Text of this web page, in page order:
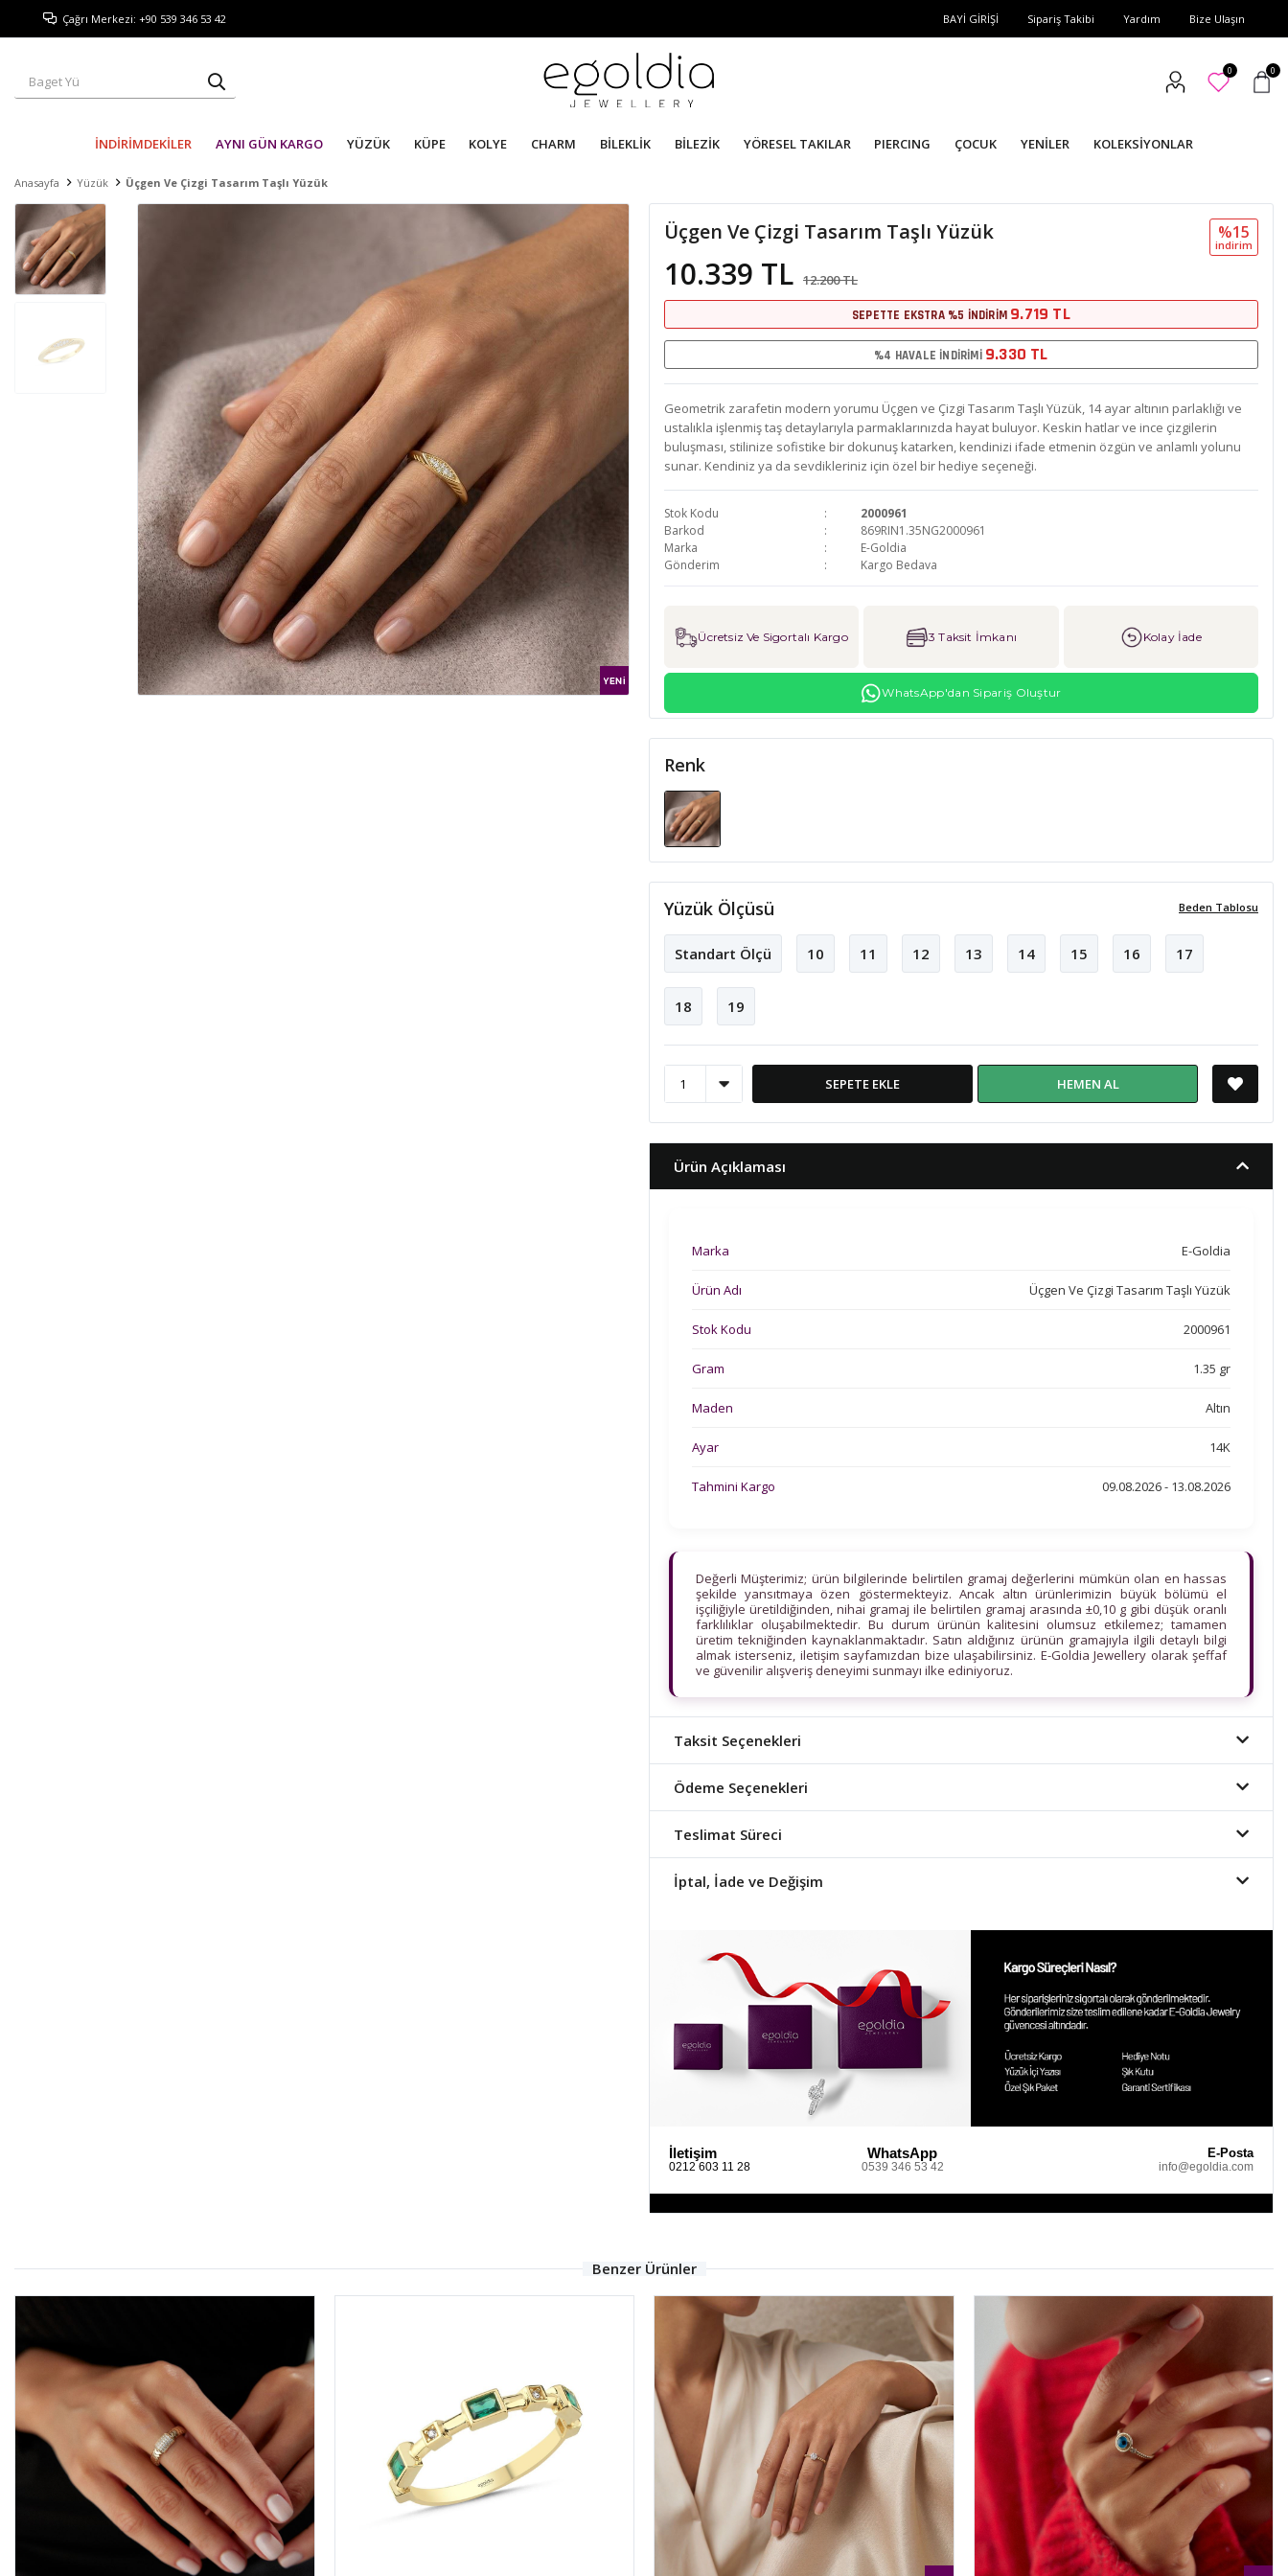
Çağrı Merkezi: +90 539 346 53 42 BAYİ GİRİŞİ Sipariş Takibi Yardım Bize Ulaşın
0 0
İNDİRİMDEKİLER AYNI GÜN KARGO YÜZÜK KÜPE KOLYE CHARM BİLEKLİK BİLEZİK YÖRESEL TAKILAR PIERCING ÇOCUK YENİLER KOLEKSİYONLAR
Anasayfa Yüzük Üçgen Ve Çizgi Tasarım Taşlı Yüzük
Üçgen Ve Çizgi Tasarım Taşlı Yüzük
10.339 TL 12.200 TL
%15
i̇ndi̇ri̇m
SEPETTE EKSTRA %5 İNDİRİM 9.719 TL
%4 HAVALE İNDİRİMİ 9.330 TL
Geometrik zarafetin modern yorumu Üçgen ve Çizgi Tasarım Taşlı Yüzük, 14 ayar altının parlaklığı ve
ustalıkla işlenmiş taş detaylarıyla parmaklarınızda hayat buluyor. Keskin hatlar ve ince çizgilerin
buluşması, stilinize sofistike bir dokunuş katarken, kendinizi ifade etmenin özgün ve anlamlı yolunu
sunar. Kendiniz ya da sevdikleriniz için özel bir hediye seçeneği.
Stok Kodu
2000961
Barkod
869RIN1.35NG2000961
Marka
E-Goldia
Gönderim
Kargo Bedava
Ücretsiz Ve Sigortalı Kargo 3 Taksit İmkanı Kolay İade
WhatsApp'dan Sipariş Oluştur
Renk
Beden Tablosu
Yüzük Ölçüsü
Standart Ölçü 10 11 12 13 14 15 16 17
18 19
SEPETE EKLE HEMEN AL
Ürün Açıklaması
Marka E-Goldia
Ürün Adı Üçgen Ve Çizgi Tasarım Taşlı Yüzük
Stok Kodu 2000961
Gram 1.35 gr
Maden Altın
Ayar 14K
Tahmini Kargo 09.08.2026 - 13.08.2026
Değerli Müşterimiz; ürün bilgilerinde belirtilen gramaj değerlerini mümkün olan en hassas
şekilde yansıtmaya özen göstermekteyiz. Ancak altın ürünlerimizin büyük bölümü el
işçiliğiyle üretildiğinden, nihai gramaj ile belirtilen gramaj arasında ±0,10 g gibi düşük oranlı
farklılıklar oluşabilmektedir. Bu durum ürünün kalitesini olumsuz etkilemez; tamamen
üretim tekniğinden kaynaklanmaktadır. Satın aldığınız ürünün gramajıyla ilgili detaylı bilgi
almak isterseniz, iletişim sayfamızdan bize ulaşabilirsiniz. E-Goldia Jewellery olarak şeffaf
ve güvenilir alışveriş deneyimi sunmayı ilke ediniyoruz.
Taksit Seçenekleri
Ödeme Seçenekleri
Teslimat Süreci
İptal, İade ve Değişim
İletişim
0212 603 11 28
WhatsApp
0539 346 53 42
E-Posta
info@egoldia.com
Benzer Ürünler